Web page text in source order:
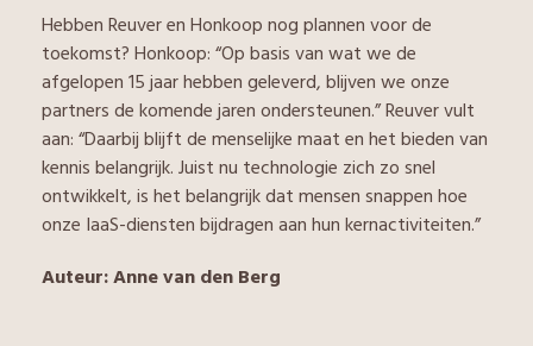
Hebben Reuver en Honkoop nog plannen voor de
toekomst? Honkoop: “Op basis van wat we de
afgelopen 15 jaar hebben geleverd, blijven we onze
partners de komende jaren ondersteunen.” Reuver vult
aan: “Daarbij blijft de menselijke maat en het bieden van
kennis belangrijk. Juist nu technologie zich zo snel
ontwikkelt, is het belangrijk dat mensen snappen hoe
onze IaaS-diensten bijdragen aan hun kernactiviteiten.”
Auteur: Anne van den Berg